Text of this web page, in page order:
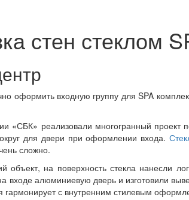
стен стеклом
оформить входную группу для SPA
«СБК» реализовали многогранный проект
для двери при оформлении входа.
сложно.
объект, на поверхность стекла нанесли
входе алюминиевую дверь и изготовили
гармонирует с внутренним стилевым